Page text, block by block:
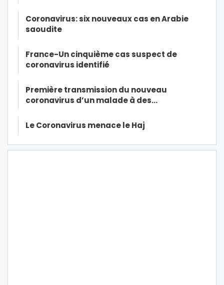
Coronavirus: six nouveaux cas en Arabie
saoudite
France-Un cinquième cas suspect de
coronavirus identifié
Première transmission du nouveau
coronavirus d’un malade à des…
Le Coronavirus menace le Haj